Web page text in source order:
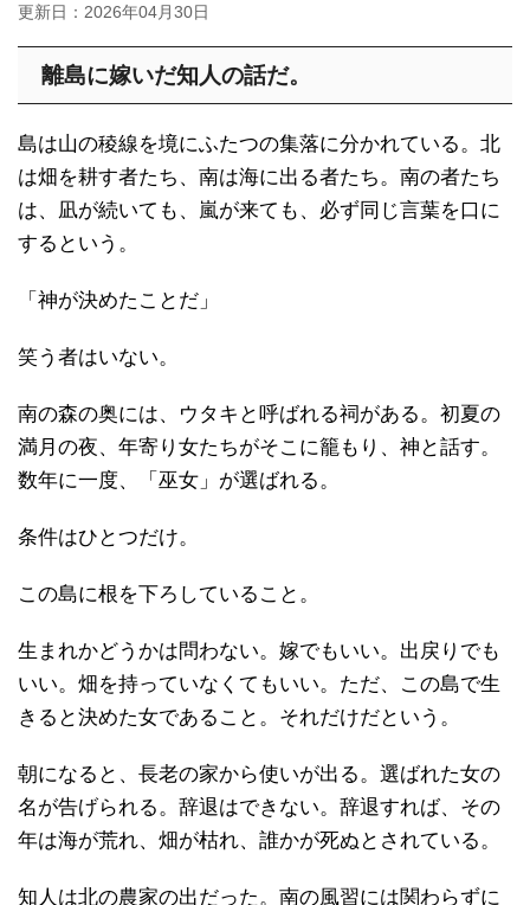
更新日： 2026年04月30日
離島に嫁いだ知人の話だ。
島は山の稜線を境にふたつの集落に分かれている。北
は畑を耕す者たち、南は海に出る者たち。南の者たち
は、凪が続いても、嵐が来ても、必ず同じ言葉を口に
するという。
「神が決めたことだ」
笑う者はいない。
南の森の奥には、ウタキと呼ばれる祠がある。初夏の
満月の夜、年寄り女たちがそこに籠もり、神と話す。
数年に一度、「巫女」が選ばれる。
条件はひとつだけ。
この島に根を下ろしていること。
生まれかどうかは問わない。嫁でもいい。出戻りでも
いい。畑を持っていなくてもいい。ただ、この島で生
きると決めた女であること。それだけだという。
朝になると、長老の家から使いが出る。選ばれた女の
名が告げられる。辞退はできない。辞退すれば、その
年は海が荒れ、畑が枯れ、誰かが死ぬとされている。
知人は北の農家の出だった。南の風習には関わらずに